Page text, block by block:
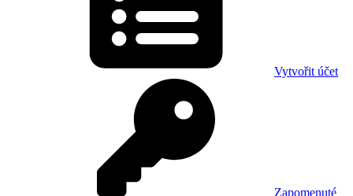
Vytvořit účet
Zapomenuté